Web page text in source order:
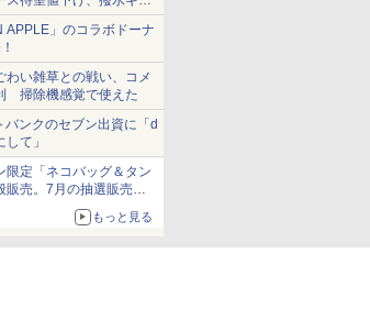
APPLE」のコラボドーナ
わい雑草との戦い、コメ
掃除機感覚で使えた
バンクのセブン出資に「d
て」
限定「ネコバッグ＆タン
販売。7月の抽選販売の
もっと見る